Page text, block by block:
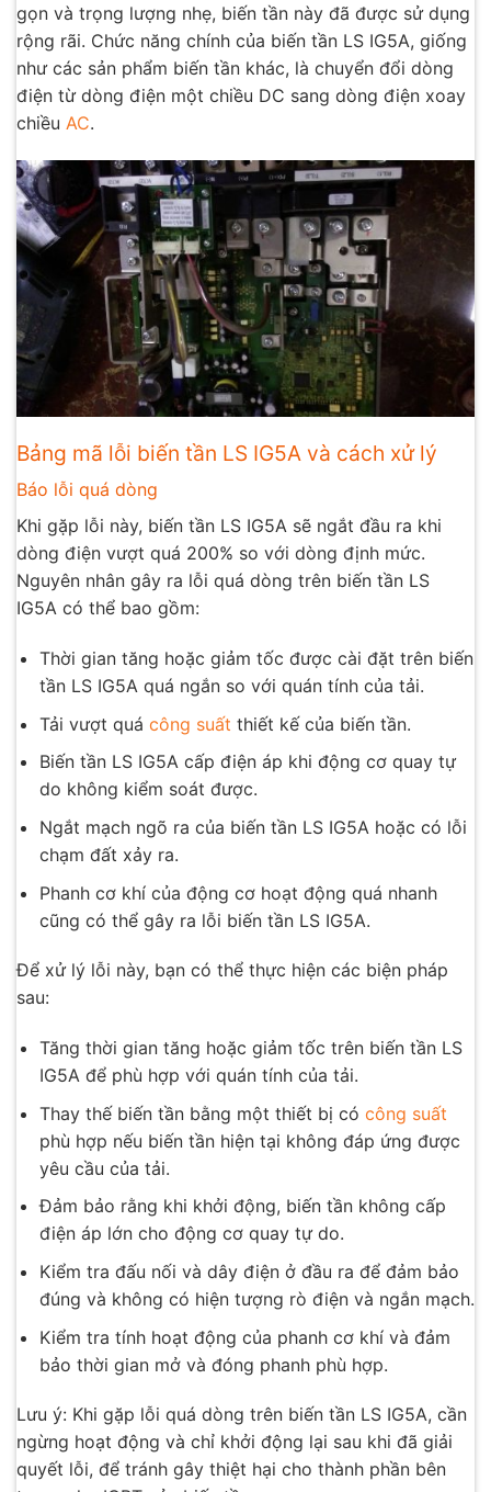
gọn và trọng lượng nhẹ, biến tần này đã được sử dụng
rộng rãi. Chức năng chính của biến tần LS IG5A, giống
như các sản phẩm biến tần khác, là chuyển đổi dòng
điện từ dòng điện một chiều DC sang dòng điện xoay
chiều AC.
Bảng mã lỗi biến tần LS IG5A và cách xử lý
Báo lỗi quá dòng
Khi gặp lỗi này, biến tần LS IG5A sẽ ngắt đầu ra khi
dòng điện vượt quá 200% so với dòng định mức.
Nguyên nhân gây ra lỗi quá dòng trên biến tần LS
IG5A có thể bao gồm:
Thời gian tăng hoặc giảm tốc được cài đặt trên biến
tần LS IG5A quá ngắn so với quán tính của tải.
Tải vượt quá công suất thiết kế của biến tần.
Biến tần LS IG5A cấp điện áp khi động cơ quay tự
do không kiểm soát được.
Ngắt mạch ngõ ra của biến tần LS IG5A hoặc có lỗi
chạm đất xảy ra.
Phanh cơ khí của động cơ hoạt động quá nhanh
cũng có thể gây ra lỗi biến tần LS IG5A.
Để xử lý lỗi này, bạn có thể thực hiện các biện pháp
sau:
Tăng thời gian tăng hoặc giảm tốc trên biến tần LS
IG5A để phù hợp với quán tính của tải.
Thay thế biến tần bằng một thiết bị có công suất
phù hợp nếu biến tần hiện tại không đáp ứng được
yêu cầu của tải.
Đảm bảo rằng khi khởi động, biến tần không cấp
điện áp lớn cho động cơ quay tự do.
Kiểm tra đấu nối và dây điện ở đầu ra để đảm bảo
đúng và không có hiện tượng rò điện và ngắn mạch.
Kiểm tra tính hoạt động của phanh cơ khí và đảm
bảo thời gian mở và đóng phanh phù hợp.
Lưu ý: Khi gặp lỗi quá dòng trên biến tần LS IG5A, cần
ngừng hoạt động và chỉ khởi động lại sau khi đã giải
quyết lỗi, để tránh gây thiệt hại cho thành phần bên